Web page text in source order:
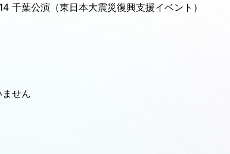
千葉公演（東日本大震災復興支援イベント）
せん